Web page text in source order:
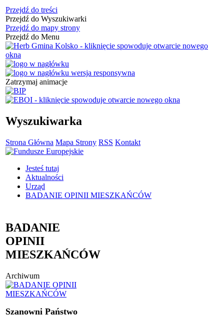
Przejdź do treści
Przejdź do Wyszukiwarki
Przejdź do mapy strony
Przejdź do Menu
Zatrzymaj animacje
Wyszukiwarka
Strona Główna Mapa Strony RSS Kontakt
Jesteś tutaj
Aktualności
Urząd
BADANIE OPINII MIESZKAŃCÓW
BADANIE
OPINII
MIESZKAŃCÓW
Archiwum
Szanowni Państwo